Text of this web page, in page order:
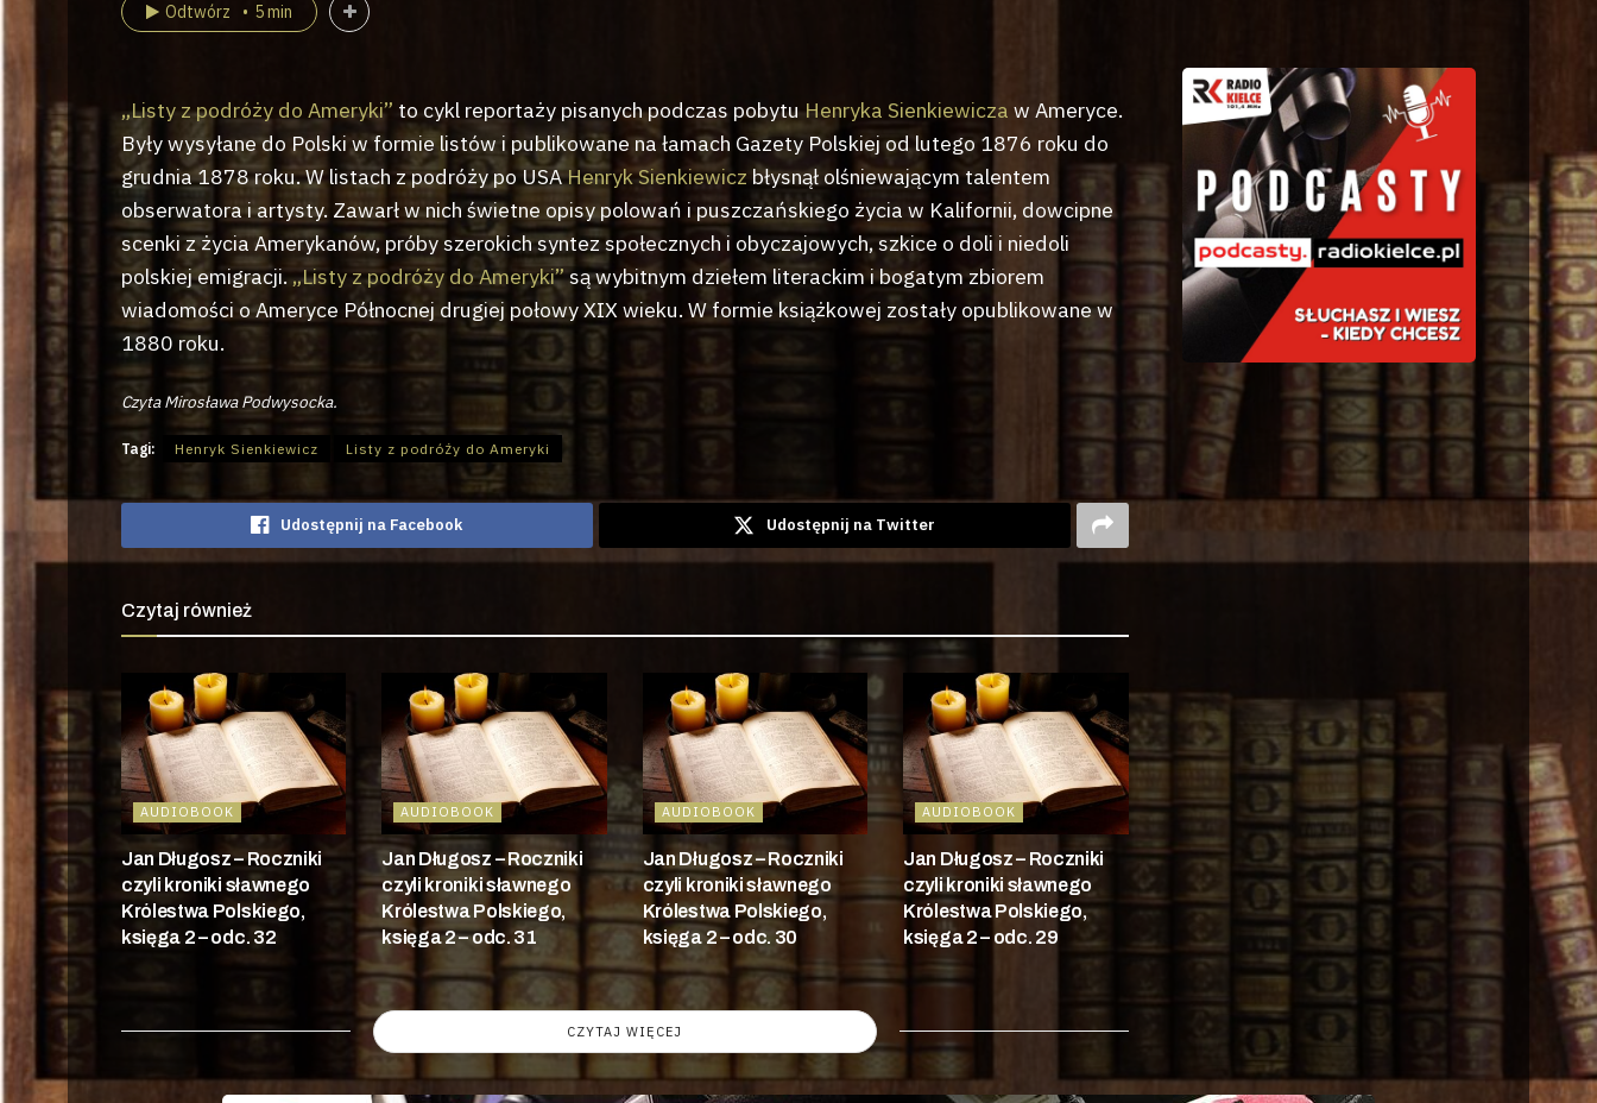
Odtwórz 5 min
„Listy z podróży do Ameryki” to cykl reportaży pisanych podczas pobytuHenryka Sienkiewicza w Ameryce.
Były wysyłane do Polski w formie listów i publikowane na łamach Gazety Polskiej od lutego 1876 roku do
grudnia 1878 roku. W listach z podróży po USAHenryk Sienkiewiczbłysnął olśniewającym talentem
obserwatora i artysty. Zawarł w nich świetne opisy polowań i puszczańskiego życia w Kalifornii, dowcipne
scenki z życia Amerykanów, próby szerokich syntez społecznych i obyczajowych, szkice o doli i niedoli
polskiej emigracji.„Listy z podróży do Ameryki”są wybitnym dziełem literackim i bogatym zbiorem
wiadomości o Ameryce Północnej drugiej połowy XIX wieku. W formie książkowej zostały opublikowane w
1880 roku.
Czyta Mirosława Podwysocka.
Tagi: Henryk Sienkiewicz Listy z podróży do Ameryki
Udostępnij na Facebook Udostępnij na Twitter
Czytaj również
AUDIOBOOK
Jan Długosz – Roczniki
czyli kroniki sławnego
Królestwa Polskiego,
księga 2 – odc. 32
AUDIOBOOK
Jan Długosz – Roczniki
czyli kroniki sławnego
Królestwa Polskiego,
księga 2 – odc. 31
AUDIOBOOK
Jan Długosz – Roczniki
czyli kroniki sławnego
Królestwa Polskiego,
księga 2 – odc. 30
AUDIOBOOK
Jan Długosz – Roczniki
czyli kroniki sławnego
Królestwa Polskiego,
księga 2 – odc. 29
CZYTAJ WIĘCEJ